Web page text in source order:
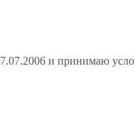
и принимаю